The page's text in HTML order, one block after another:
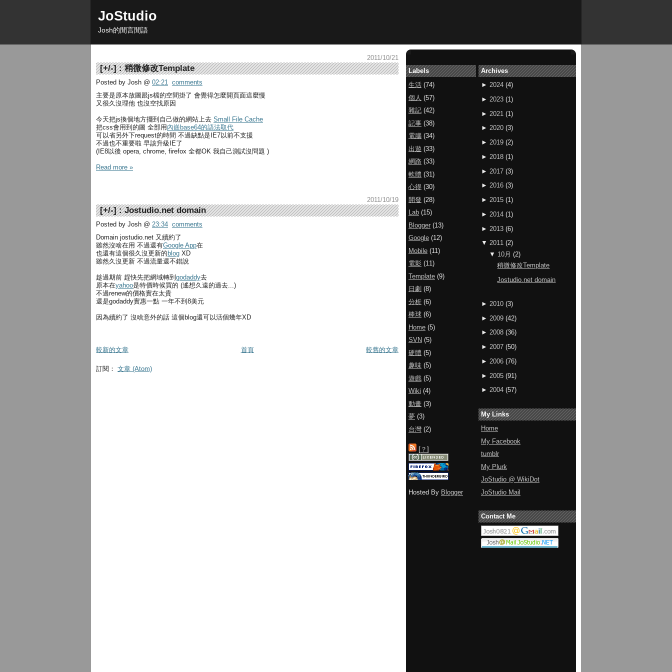
JoStudio
Josh的閒言閒語
2011/10/21
[+/-] :稍微修改Template
Posted by Josh @ 02:21 comments
主要是原本放圖跟js檔的空間掛了 會覺得怎麼開頁面這麼慢
又很久沒理他 也沒空找原因
今天把js換個地方擺到自己做的網站上去 Small File Cache
把css會用到的圖 全部用 內嵌base64的語法取代
可以省另外下request的時間 不過缺點是IE7以前不支援
不過也不重要啦 早該升級IE了
(IE8以後 opera, chrome, firefox 全都OK 我自己測試沒問題 )
Read more »
2011/10/19
[+/-] :Jostudio.net domain
Posted by Josh @ 23:34 comments
Domain jostudio.net 又續約了
雖然沒啥在用 不過還有Google App在
也還有這個很久沒更新的blog XD
雖然久沒更新 不過流量還不錯說
趁過期前 趕快先把網域轉到godaddy去
原本在yahoo是特價時候買的 (遙想久遠的過去...)
不過renew的價格實在太貴
還是godaddy實惠一點 一年不到8美元
因為續約了 沒啥意外的話 這個blog還可以活個幾年XD
較新的文章 較舊的文章
首頁
訂閱： 文章 (Atom)
Archives
► 2024 (4)
► 2023 (1 )
► 2021 (1)
► 2020 (3)
► 2019 (2)
► 2018 (1 )
► 2017 (3)
► 2016 (3)
► 2015 (1)
► 2014 (1 )
► 2013 (6)
▼ 2011 (2)
▼ 10月 (2)
稍微修改Template
Jostudio.net domain
► 2010 (3)
► 2009 (42)
► 2008 (36)
► 2007 (50)
► 2006 (76)
► 2005 (91)
► 2004 (57)
My Links
Home
My Facebook
tumblr
My Plurk
JoStudio @ WikiDot
JoStudio Mail
Contact Me
Labels
生活 (74)
個人 (57)
雜記 (42)
記事 (38)
電腦 (34)
出遊 (33)
網路 (33)
軟體 (31)
心得 (30)
開發 (28)
Lab (15)
Blogger (13)
Google (12)
Mobile (11)
電影 (11)
Template (9)
日劇 (8)
分析 (6)
棒球 (6)
Home (5)
SVN (5)
硬體 (5)
趣味 (5)
遊戲 (5)
Wiki (4)
動畫 (3)
夢 (3)
台灣 (2)
[ ？ ]
Hosted By Blogger